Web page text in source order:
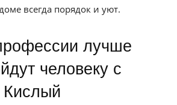
всегда порядок и уют.
человеку с